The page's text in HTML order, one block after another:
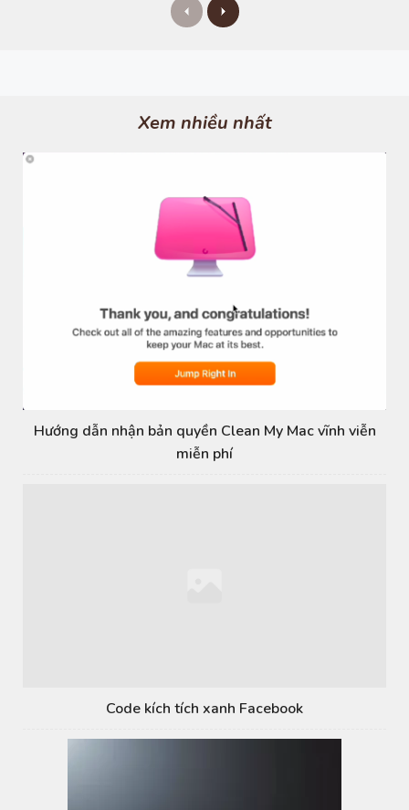
P
r
s
N
e
Xem nhiều nhất
Hướng dẫn nhận bản quyền Clean My Mac vĩnh viễn
miễn phí
Code kích tích xanh Facebook